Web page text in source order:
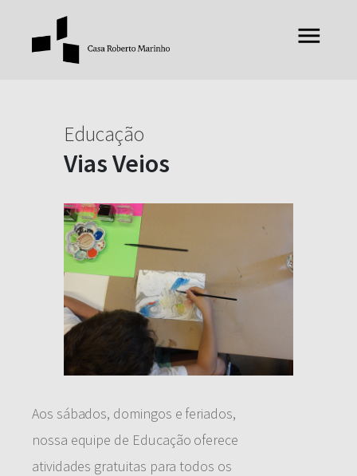
Educação
Vias Veios
Aos sábados, domingos e feriados,
nossa equipe de Educação oferece
atividades gratuitas para todos os